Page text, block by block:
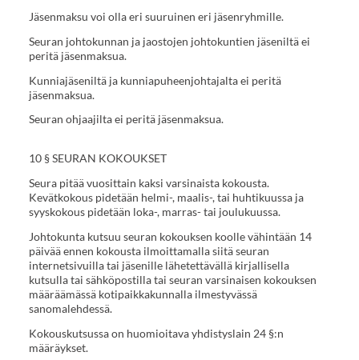
Jäsenmaksu voi olla eri suuruinen eri jäsenryhmille.
Seuran johtokunnan ja jaostojen johtokuntien jäseniltä ei
peritä jäsenmaksua.
Kunniajäseniltä ja kunniapuheenjohtajalta ei peritä
jäsenmaksua.
Seuran ohjaajilta ei peritä jäsenmaksua.
10 § SEURAN KOKOUKSET
Seura pitää vuosittain kaksi varsinaista kokousta.
Kevätkokous pidetään helmi-, maalis-, tai huhtikuussa ja
syyskokous pidetään loka-, marras- tai joulukuussa.
Johtokunta kutsuu seuran kokouksen koolle vähintään 14
päivää ennen kokousta ilmoittamalla siitä seuran
internetsivuilla tai jäsenille lähetettävällä kirjallisella
kutsulla tai sähköpostilla tai seuran varsinaisen kokouksen
määräämässä kotipaikkakunnalla ilmestyvässä
sanomalehdessä.
Kokouskutsussa on huomioitava yhdistyslain 24 §:n
määräykset.